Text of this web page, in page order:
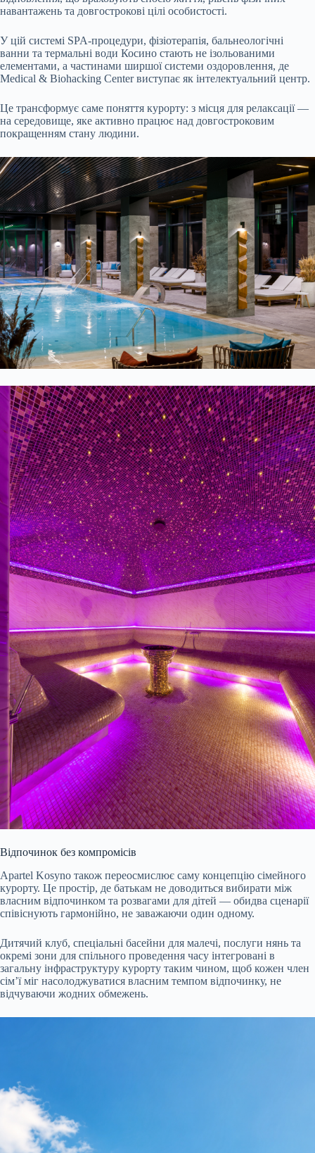
навантажень та довгострокові цілі особистості.
У цій системі SPA-процедури, фізіотерапія, бальнеологічні
ванни та термальні води Косино стають не ізольованими
елементами, а частинами ширшої системи оздоровлення, де
Medical & Biohacking Center виступає як інтелектуальний центр.
Це трансформує саме поняття курорту: з місця для релаксації —
на середовище, яке активно працює над довгостроковим
покращенням стану людини.
Відпочинок без компромісів
Apartel Kosyno також переосмислює саму концепцію сімейного
курорту. Це простір, де батькам не доводиться вибирати між
власним відпочинком та розвагами для дітей — обидва сценарії
співіснують гармонійно, не заважаючи один одному.
Дитячий клуб, спеціальні басейни для малечі, послуги нянь та
окремі зони для спільного проведення часу інтегровані в
загальну інфраструктуру курорту таким чином, щоб кожен член
сім’ї міг насолоджуватися власним темпом відпочинку, не
відчуваючи жодних обмежень.